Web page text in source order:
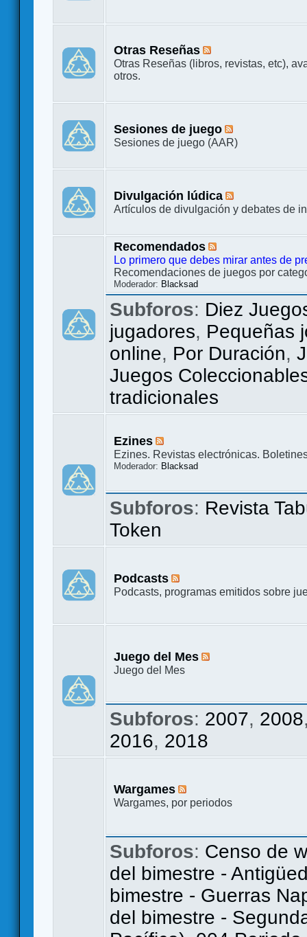
Otras Reseñas
Otras Reseñas (libros, revistas, etc),
otros.
Sesiones de juego
Sesiones de juego (AAR)
Divulgación lúdica
Artículos de divulgación y debates de
Recomendados
Lo primero que debes mirar antes de
Recomendaciones de juegos por
Moderador: Blacksad
Subforos: Diez
jugadores, Pequeñas
online, Por Duración,
Juegos
tradicionales
Ezines
Ezines. Revistas electrónicas.
Moderador: Blacksad
Subforos: Revista
Token
Podcasts
Podcasts, programas emitidos sobre
Juego del Mes
Juego del Mes
Subforos: 2007, 2008
2016, 2018
Wargames
Wargames, por periodos
Subforos: Censo de
del bimestre -
bimestre - Guerras
del bimestre -